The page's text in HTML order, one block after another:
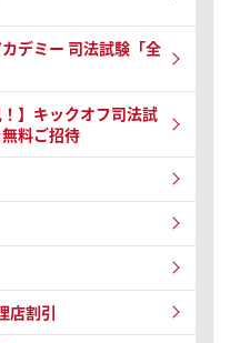
デミー 司法試験 「全
】キックオフ司法試
料ご招待
店割引